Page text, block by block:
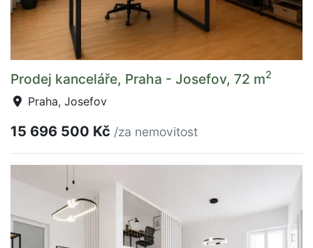
Prodej kanceláře, Praha - Josefov, 72 m2
Praha, Josefov
15 696 500 Kč /za nemovitost